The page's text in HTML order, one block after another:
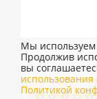
Мы
Продолжив
вы
Политикой